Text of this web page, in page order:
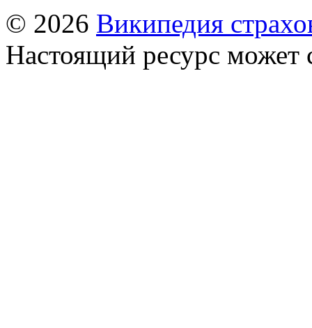
© 2026 Википедия
Настоящий ресурс может